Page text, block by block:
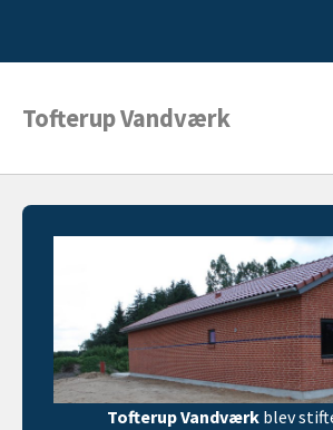
Tofterup Vandværk
Tofterup Vandværkblev